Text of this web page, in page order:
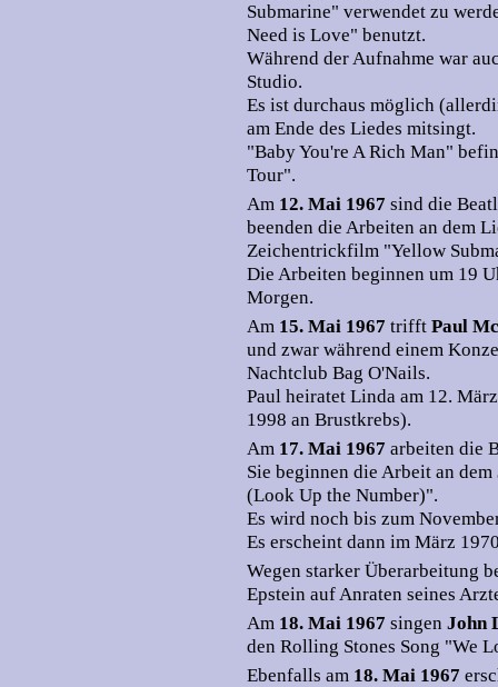
Submarine" verwendet zu
Need is Love" benutzt.
Während der Aufnahme war
Studio.
Es ist durchaus möglich
am Ende des Liedes mitsingt.
"Baby You're A Rich Man"
Tour".
Am 12. Mai 1967 sind die
beenden die Arbeiten an dem
Zeichentrickfilm "Yellow
Die Arbeiten beginnen um 19
Morgen.
Am 15. Mai 1967 trifft Paul
und zwar während einem
Nachtclub Bag O'Nails.
Paul heiratet Linda am 12.
1998 an Brustkrebs).
Am 17. Mai 1967 arbeiten die
Sie beginnen die Arbeit an dem
(Look Up the Number)".
Es wird noch bis zum
Es erscheint dann im März
Wegen starker Überarbeitung
Epstein auf Anraten seines
Am 18. Mai 1967 singen John
den Rolling Stones Song "We
Ebenfalls am 18. Mai 1967